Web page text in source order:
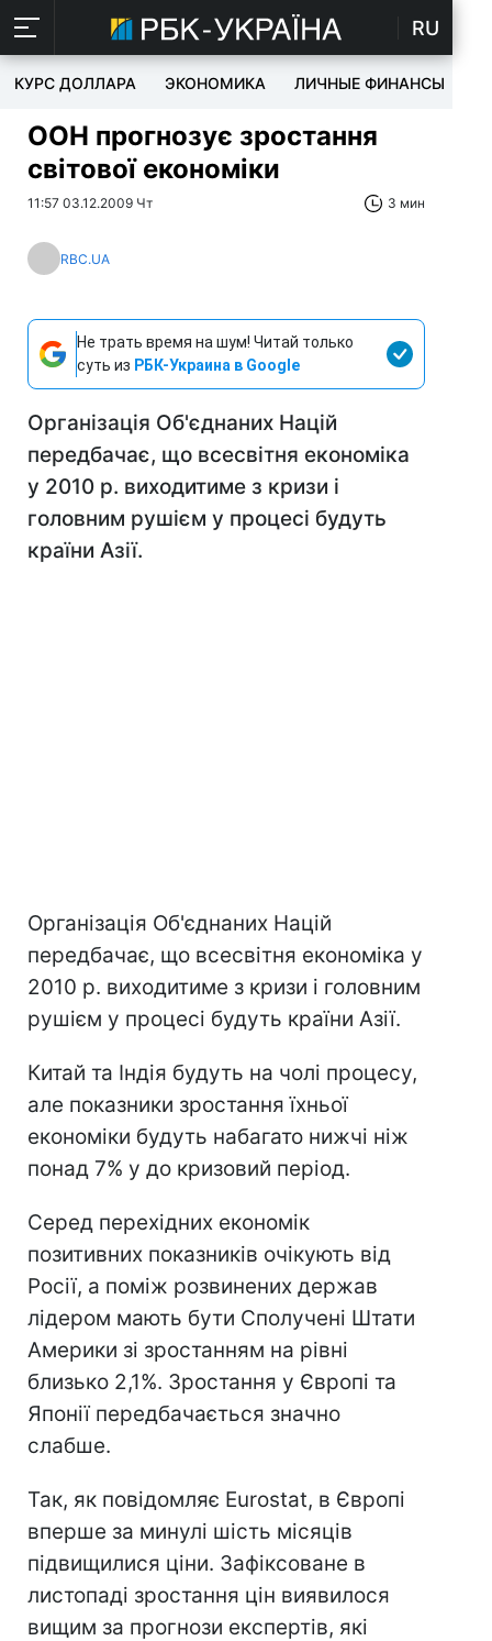
RU
КУРС ДОЛЛАРА ЭКОНОМИКА ЛИЧНЫЕ ФИНАНСЫ
ООН прогнозує зростання
світової економіки
11:57 03.12.2009 Чт 3 мин
RBC.UA
Не трать время на шум! Читай только
суть из РБК-Украина в Google
Організація Об'єднаних Націй
передбачає, що всесвітня економіка
у 2010 р. виходитиме з кризи і
головним рушієм у процесі будуть
країни Азії.
Організація Об'єднаних Націй
передбачає, що всесвітня економіка у
2010 р. виходитиме з кризи і головним
рушієм у процесі будуть країни Азії.
Китай та Індія будуть на чолі процесу,
але показники зростання їхньої
економіки будуть набагато нижчі ніж
понад 7% у до кризовий період.
Серед перехідних економік
позитивних показників очікують від
Росії, а поміж розвинених держав
лідером мають бути Сполучені Штати
Америки зі зростанням на рівні
близько 2,1%. Зростання у Європі та
Японії передбачається значно
слабше.
Так, як повідомляє Eurostat, в Європі
вперше за минулі шість місяців
підвищилися ціни. Зафіксоване в
листопаді зростання цін виявилося
вищим за прогнози експертів, які